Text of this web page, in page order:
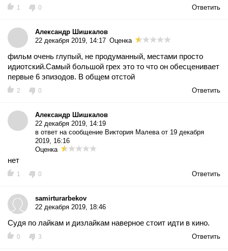
1 0 Ответить
Александр Шишкалов
22 декабря 2019, 14:17 Оценка
фильм очень глупый, не продуманный, местами просто
идиотский.Самый большой грех это то что он обесценивает
первые 6 эпизодов. В общем отстой
2 0 Ответить
Александр Шишкалов
22 декабря 2019, 14:19
в ответ на сообщение Виктория Малева от 19 декабря
2019, 16:16
Оценка
нет
1 0 Ответить
samirturarbekov
22 декабря 2019, 18:46
Судя по лайкам и дизлайкам наверное стоит идти в кино.
0 3 Ответить